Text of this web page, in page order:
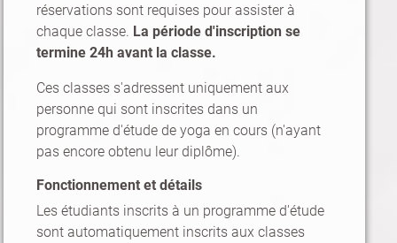
réservations sont requises pour assister à
chaque classe. La période d'inscription se
termine 24h avant la classe.
Ces classes s'adressent uniquement aux
personne qui sont inscrites dans un
programme d'étude de yoga en cours (n'ayant
pas encore obtenu leur diplôme).
Fonctionnement et détails
Les étudiants inscrits à un programme d'étude
sont automatiquement inscrits aux classes